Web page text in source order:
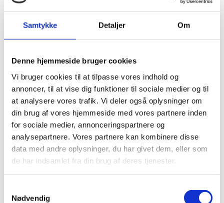
Samtykke Detaljer Om
Denne hjemmeside bruger cookies
Vi bruger cookies til at tilpasse vores indhold og
annoncer, til at vise dig funktioner til sociale medier og til
at analysere vores trafik. Vi deler også oplysninger om
din brug af vores hjemmeside med vores partnere inden
for sociale medier, annonceringspartnere og
analysepartnere. Vores partnere kan kombinere disse
data med andre oplysninger, du har givet dem, eller som
de har indsamlet fra din brug af deres tjenester.
Nødvendig
»Vi er først rigtigt i mål, når
kandidater ud fra AU Viborg«
Det gode samarbejde med
dyrlæger er afgørende
16.01.23 INTERVIEW
Aflivning
Dyrlægens dilemma – i
gråzonen mellem aflivning og
behandling